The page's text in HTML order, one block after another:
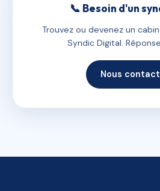
📞 Besoin d'un
Trouvez ou devenez un
Syndic Digital.
Nous